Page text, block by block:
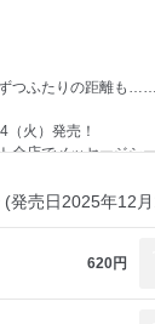
つふたりの距離も
火）発売！
全店でメッセージシ
ードを作成しました
各店舗で配布形式は
終了となります。
(発売日2025年12
620円